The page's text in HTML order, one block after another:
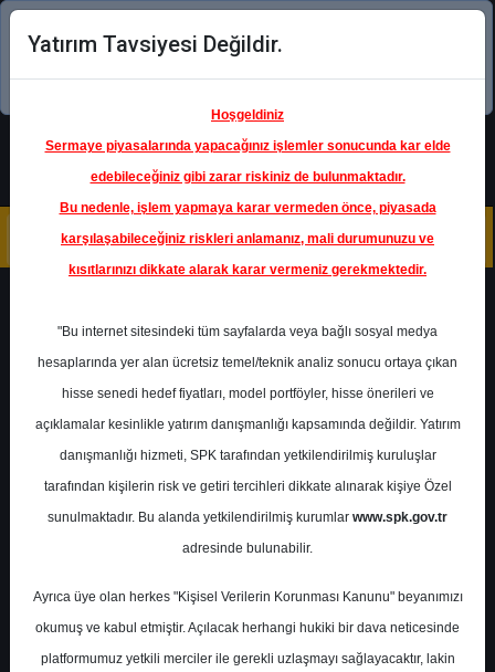
Şimdi uygulamayı indirin!
AYGAZ- AYGAZ A.Ş.
Hedef Fiyat 205.94 ₺
Getiri
%0.00
1
Get.
1
Perşembe, 11 Eylül 2025
Yatırım Tavsiyesi Değildir.
Hoşgeldiniz
Sermaye piyasalarında yapacağınız işlemler sonucunda kar elde
edebileceğiniz gibi zarar riskiniz de bulunmaktadır.
Bu nedenle, işlem yapmaya karar vermeden önce, piyasada
karşılaşabileceğiniz riskleri anlamanız, mali durumunuzu ve
kısıtlarınızı dikkate alarak karar vermeniz gerekmektedir.
"Bu internet sitesindeki tüm sayfalarda veya bağlı sosyal medya
hesaplarında yer alan ücretsiz temel/teknik analiz sonucu ortaya çıkan
hisse senedi hedef fiyatları, model portföyler, hisse önerileri ve
açıklamalar kesinlikle yatırım danışmanlığı kapsamında değildir. Yatırım
danışmanlığı hizmeti, SPK tarafından yetkilendirilmiş kuruluşlar
tarafından kişilerin risk ve getiri tercihleri dikkate alınarak kişiye Özel
sunulmaktadır. Bu alanda yetkilendirilmiş kurumlar www.spk.gov.tr
adresinde bulunabilir.
Ayrıca üye olan herkes "Kişisel Verilerin Korunması Kanunu" beyanımızı
okumuş ve kabul etmiştir. Açılacak herhangi hukiki bir dava neticesinde
platformumuz yetkili merciler ile gerekli uzlaşmayı sağlayacaktır, lakin